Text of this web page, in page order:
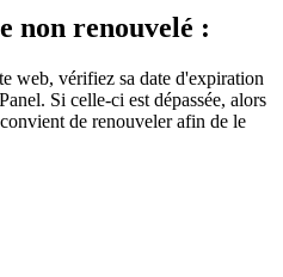
non renouvelé :
web, vérifiez sa date d'expiration
Si celle-ci est dépassée, alors
de renouveler afin de le